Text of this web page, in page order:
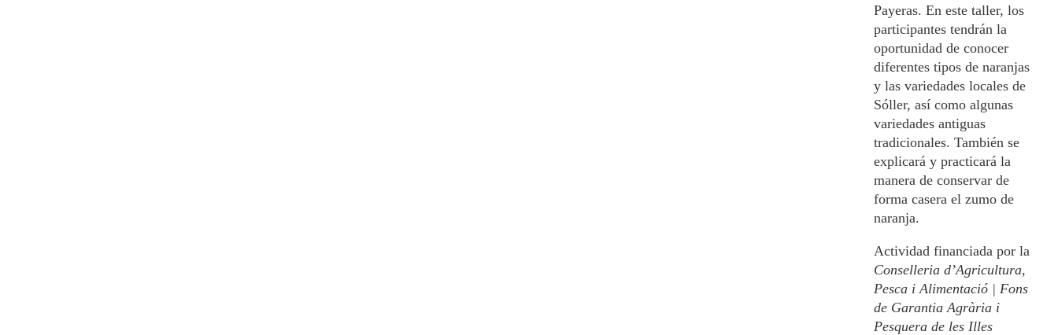
Payeras. En este taller, los
participantes tendrán la
oportunidad de conocer
diferentes tipos de naranjas
y las variedades locales de
Sóller, así como algunas
variedades antiguas
tradicionales. También se
explicará y practicará la
manera de conservar de
forma casera el zumo de
naranja.
Actividad financiada por la
Conselleria d’Agricultura,
Pesca i Alimentació | Fons
de Garantia Agrària i
Pesquera de les Illes